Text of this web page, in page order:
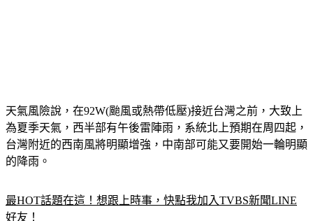
天氣風險說，在92W(颱風或熱帶低壓)接近台灣之前，大致上
為夏季天氣，西半部有午後雷陣雨，系統北上預期在周四起，
台灣附近的西南風將明顯增強，中南部可能又要開始一輪明顯
的降雨。
最HOT話題在這！想跟上時事，快點我加入TVBS新聞LINE
好友！